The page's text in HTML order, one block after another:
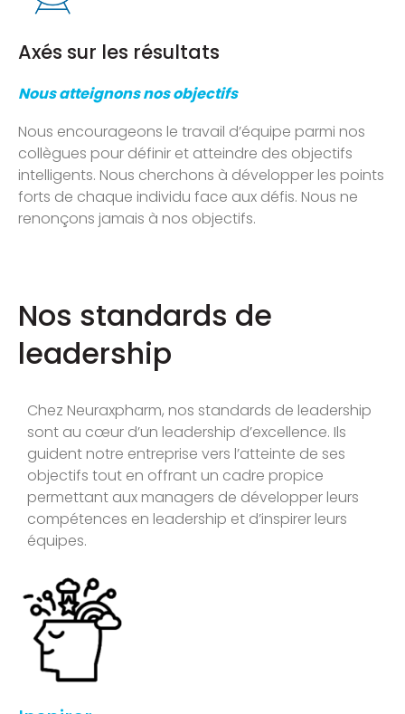
Axés sur les résultats
Nous atteignons nos objectifs
Nous encourageons le travail d’équipe parmi nos
collègues pour définir et atteindre des objectifs
intelligents. Nous cherchons à développer les points
forts de chaque individu face aux défis. Nous ne
renonçons jamais à nos objectifs.
Nos standards de
leadership
Chez Neuraxpharm, nos standards de leadership
sont au cœur d’un leadership d’excellence. Ils
guident notre entreprise vers l’atteinte de ses
objectifs tout en offrant un cadre propice
permettant aux managers de développer leurs
compétences en leadership et d’inspirer leurs
équipes.